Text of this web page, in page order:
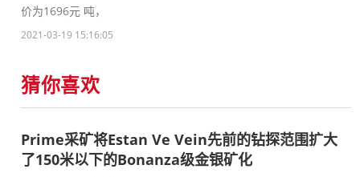
价为1696元 吨，
2021-03-19 15:16:05
猜你喜欢
Prime采矿将Estan Ve Vein先前的钻探范围扩大
了150米以下的Bonanza级金银矿化